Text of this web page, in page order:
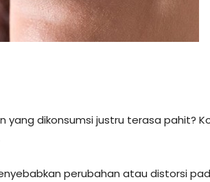
yang dikonsumsi justru terasa pahit?
perubahan atau distorsi